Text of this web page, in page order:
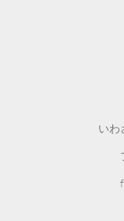
いわ